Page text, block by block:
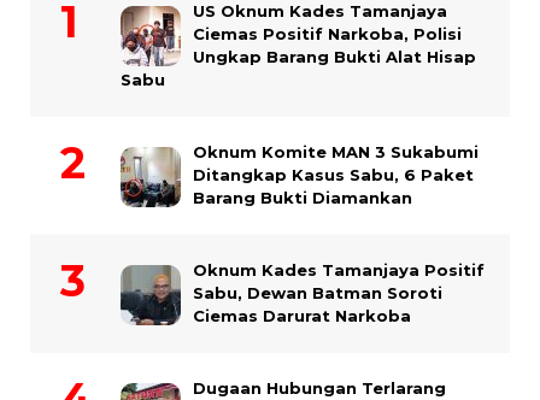
US Oknum Kades Tamanjaya
Ciemas Positif Narkoba, Polisi
Ungkap Barang Bukti Alat Hisap
Sabu
Oknum Komite MAN 3 Sukabumi
Ditangkap Kasus Sabu, 6 Paket
Barang Bukti Diamankan
Oknum Kades Tamanjaya Positif
Sabu, Dewan Batman Soroti
Ciemas Darurat Narkoba
Dugaan Hubungan Terlarang